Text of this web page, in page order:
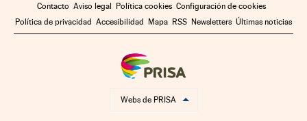
Contacto Aviso legal Política cookies Configuración de cookies
Política de privacidad Accesibilidad Mapa RSS Newsletters Últimas noticias
Webs de PRISA